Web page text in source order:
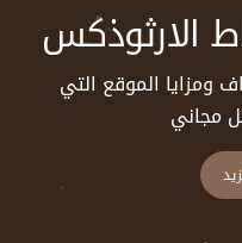
الارثوذكس
ومزايا الموقع التي
مجاني